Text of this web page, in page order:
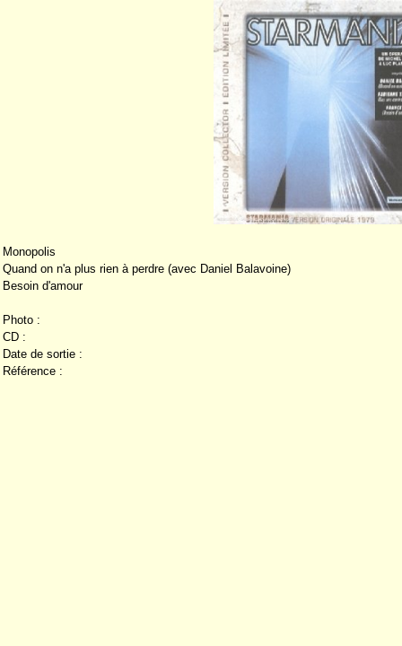
Monopolis
Quand on n'a plus rien à perdre (avec Daniel Balavoine)
Besoin d'amour
Photo :
CD :
Date de sortie :
Référence :